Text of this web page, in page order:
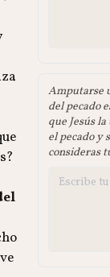
Amputarse
del pecado
que Jesús
el pecado y
consideras